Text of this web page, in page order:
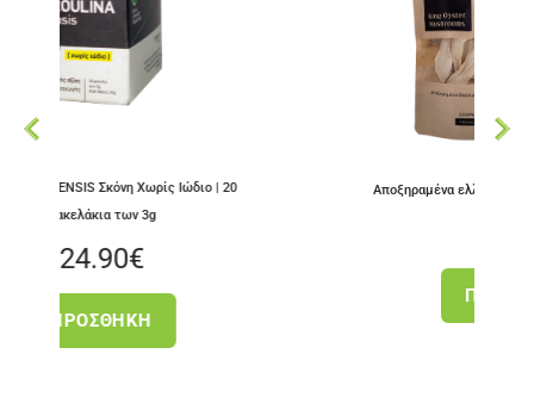
Ιώδιο | 20 Αποξηραμένα ελληνικά King Oyster Mushrooms